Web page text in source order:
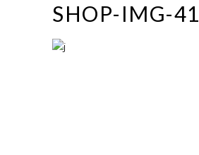
SHOP-IMG-41